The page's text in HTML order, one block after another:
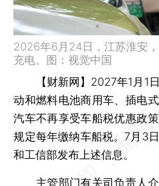
2026年6月24日，江苏淮安
充电。图：视觉中国
【财新网】 2027年1月1
动和燃料电池商用车、插电
汽车不再享受车船税优惠政
规定每年缴纳车船税。7月3
和工信部发布上述信息。
主管部门有关司负责人介